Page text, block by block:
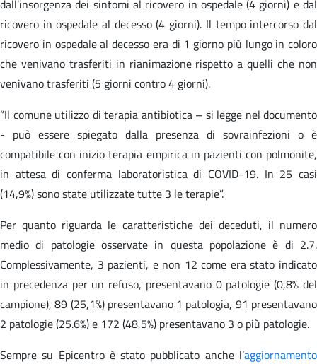
dall’insorgenza dei sintomi al ricovero in ospedale (4 giorni) e dal
ricovero in ospedale al decesso (4 giorni). Il tempo intercorso dal
ricovero in ospedale al decesso era di 1 giorno più lungo in coloro
che venivano trasferiti in rianimazione rispetto a quelli che non
venivano trasferiti (5 giorni contro 4 giorni).
“Il comune utilizzo di terapia antibiotica – si legge nel documento
- può essere spiegato dalla presenza di sovrainfezioni o è
compatibile con inizio terapia empirica in pazienti con polmonite,
in attesa di conferma laboratoristica di COVID-19. In 25 casi
(14,9%) sono state utilizzate tutte 3 le terapie”.
Per quanto riguarda le caratteristiche dei deceduti, il numero
medio di patologie osservate in questa popolazione è di 2.7.
Complessivamente, 3 pazienti, e non 12 come era stato indicato
in precedenza per un refuso, presentavano 0 patologie (0,8% del
campione), 89 (25,1%) presentavano 1 patologia, 91 presentavano
2 patologie (25.6%) e 172 (48,5%) presentavano 3 o più patologie.
Sempre su Epicentro è stato pubblicato anche l’aggiornamento